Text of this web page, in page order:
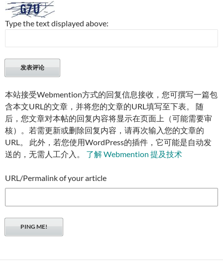
Type the text displayed above:
本站接受Webmention方式的回复信息接收，您可撰写一篇包
含本文URL的文章，并将您的文章的URL填写至下表。 随
后，您文章对本帖的回复内容将显示在页面上（可能需要审
核）。若需更新或删除回复内容，请再次输入您的文章的
URL。 此外，若您使用WordPress的插件，它可能是自动发
送的，无需人工介入。 了解 Webmention 提及技术
URL/Permalink of your article